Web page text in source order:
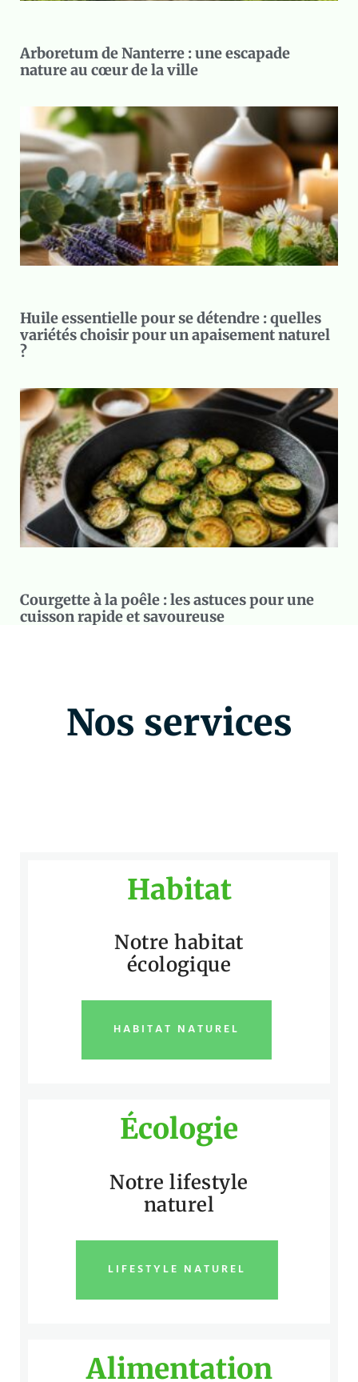
Arboretum de Nanterre : une escapade
nature au cœur de la ville
Huile essentielle pour se détendre : quelles
variétés choisir pour un apaisement naturel
?
Courgette à la poêle : les astuces pour une
cuisson rapide et savoureuse
Nos services
Habitat
Notre habitat
écologique
HABITAT NATUREL
Écologie
Notre lifestyle
naturel
LIFESTYLE NATUREL
Alimentation